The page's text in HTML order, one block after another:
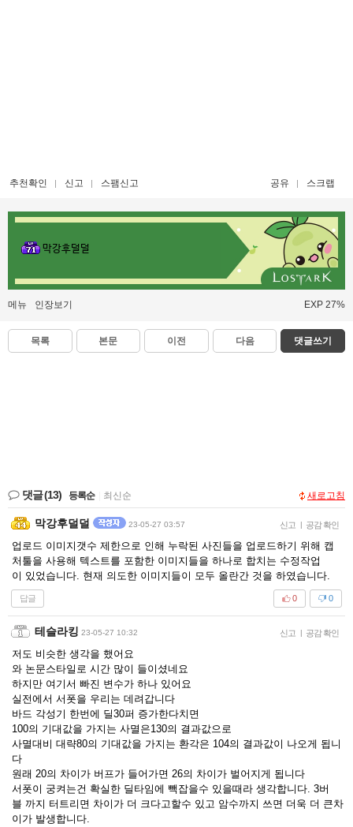
추천확인 신고 스팸신고 공유 스크랩
막강후덜덜
메뉴 인장보기 EXP 27%
목록 본문 이전 다음 댓글쓰기
댓글(13) 등록순 최신순 새로고침
막강후덜덜 23-05-27 03:57 신고 | 공감 확인
업로드 이미지갯수 제한으로 인해 누락된 사진들을 업로드하기 위해 캡
처툴을 사용해 텍스트를 포함한 이미지들을 하나로 합치는 수정작업
이 있었습니다. 현재 의도한 이미지들이 모두 올란간 것을 하였습니다.
답글 0
0
테슬라킹 23-05-27 10:32 신고 | 공감 확인
저도 비슷한 생각을 했어요
와 논문스타일로 시간 많이 들이셨네요
하지만 여기서 빠진 변수가 하나 있어요
실전에서 서폿을 우리는 데려갑니다
바드 각성기 한번에 딜30퍼 증가한다치면
100의 기대값을 가지는 사멸은130의 결과값으로
사멸대비 대략80의 기대값을 가지는 환각은 104의 결과값이 나오게 됩니
다
원래 20의 차이가 버프가 들어가면 26의 차이가 벌어지게 됩니다
서폿이 궁켜는건 확실한 딜타임에 빽잡을수 있을때라 생각합니다. 3버
블 까지 터트리면 차이가 더 크다고할수 있고 암수까지 쓰면 더욱 더 큰차
이가 발생합니다.